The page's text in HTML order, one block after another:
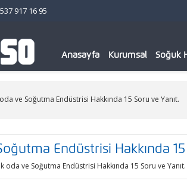
917 16 95
Anasayfa Kurumsal Soğuk
ve Soğutma Endüstrisi Hakkında 15 Soru ve Yanıt.
Endüstrisi Hakkında 15
oda ve Soğutma Endüstrisi Hakkında 15 Soru ve Yanıt.